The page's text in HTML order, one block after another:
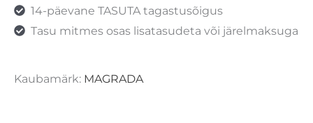
14-päevane TASUTA tagastusõigus
Tasu mitmes osas lisatasudeta või järelmaksuga
Kaubamärk: MAGRADA